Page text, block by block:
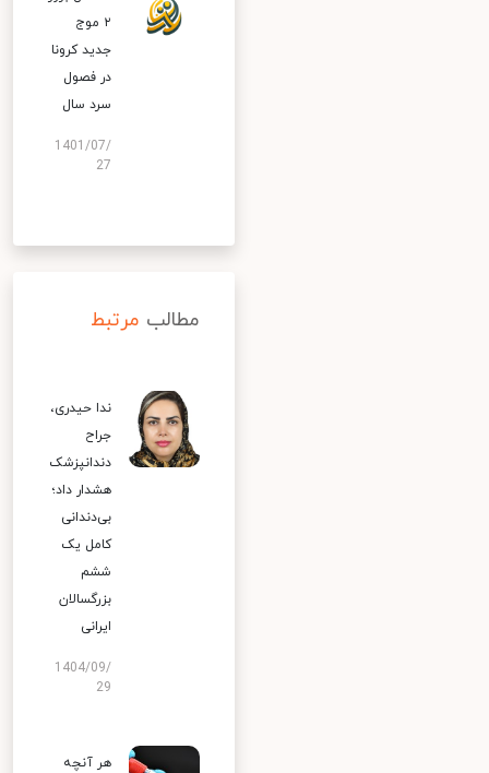
۲ موج
جدید کرونا
در فصول
سرد سال
1401/07/
27
مطالب مرتبط
ندا حیدری،
جراح
دندانپزشک
هشدار داد؛
بی‌دندانی
کامل یک
ششم
بزرگسالان
ایرانی
1404/09/
29
هر آنچه